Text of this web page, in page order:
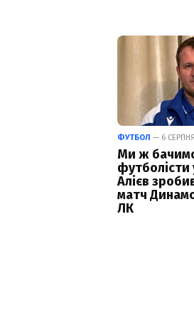
ФУТБОЛ — 6
Ми ж
футболісти
Алієв
матч
ЛК